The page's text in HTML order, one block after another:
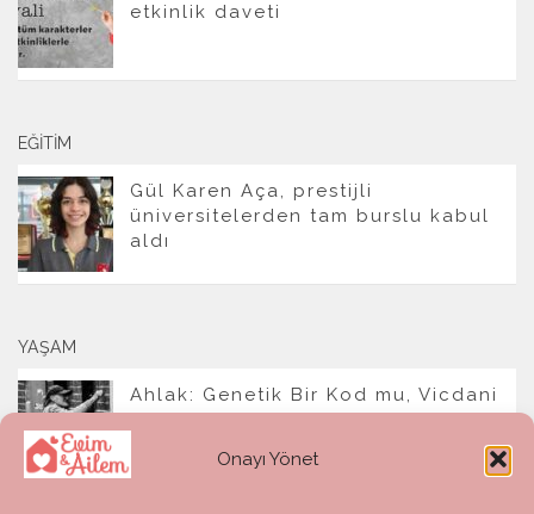
Onayı Yönet
etkinlik daveti
EĞITIM
Gül Karen Aça, prestijli
üniversitelerden tam burslu kabul
aldı
YAŞAM
Ahlak: Genetik Bir Kod mu, Vicdani
Bir Refleks mi?